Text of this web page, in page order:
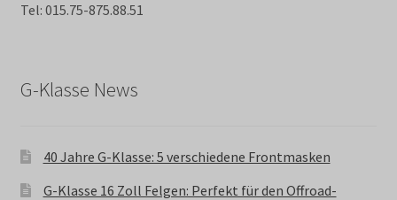
Tel: 015.75-875.88.51
G-Klasse News
40 Jahre G-Klasse: 5 verschiedene Frontmasken
G-Klasse 16 Zoll Felgen: Perfekt für den Offroad-